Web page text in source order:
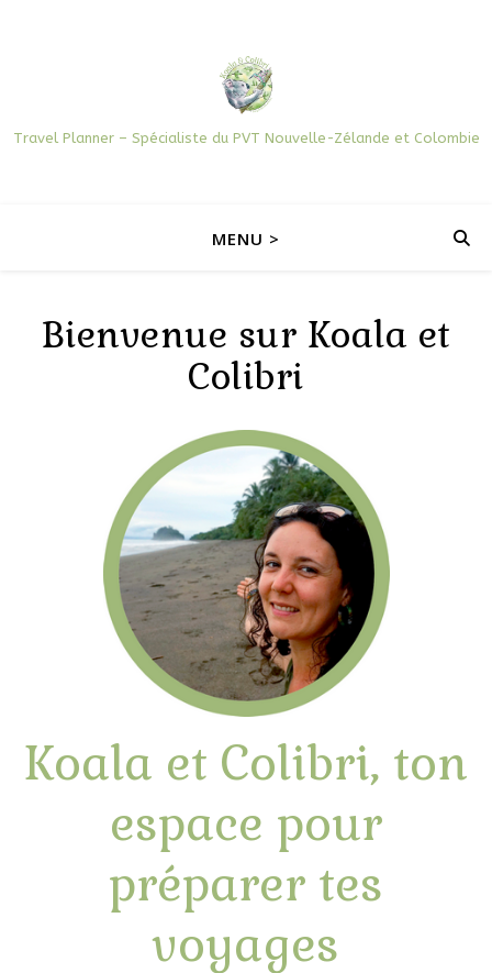
Travel Planner – Spécialiste du PVT Nouvelle-Zélande et Colombie
MENU >
Bienvenue sur Koala et
Colibri
Koala et Colibri, ton
espace pour
préparer tes
voyages